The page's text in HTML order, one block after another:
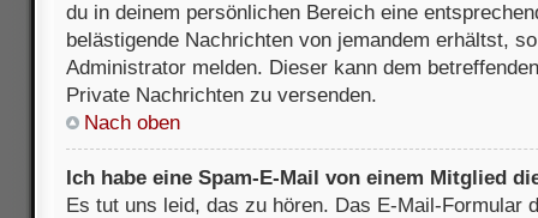
du in deinem persönlichen Bereich eine
belästigende Nachrichten von jemandem erhältst,
Administrator melden. Dieser kann dem
Private Nachrichten zu versenden.
Nach oben
Ich habe eine Spam-E-Mail von einem Mitglied
Es tut uns leid, das zu hören. Das E-Mail-Formular